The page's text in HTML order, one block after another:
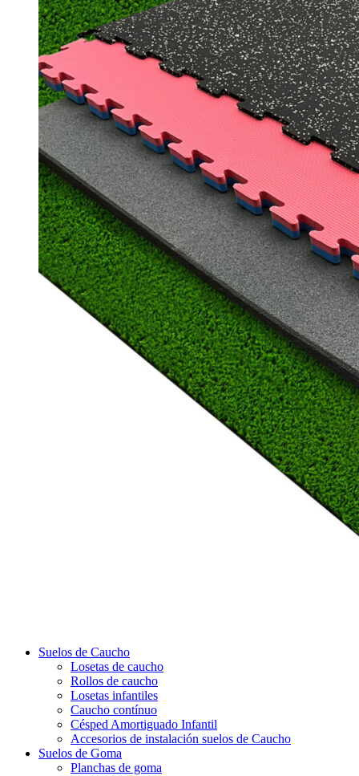
Suelos de Caucho
Losetas de caucho
Rollos de caucho
Losetas infantiles
Caucho contínuo
Césped Amortiguado Infantil
Accesorios de instalación suelos de Caucho
Suelos de Goma
Planchas de goma